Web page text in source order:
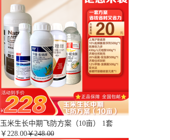
玉米生长中期飞防方案（10亩） 1套
￥ 228.00￥248.00